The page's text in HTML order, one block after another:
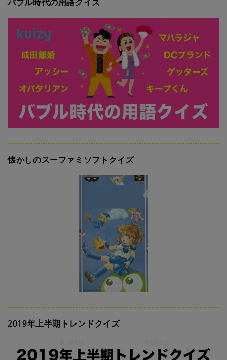
懐かしのスーファミソフトクイズ
2019年上半期トレンドクイズ